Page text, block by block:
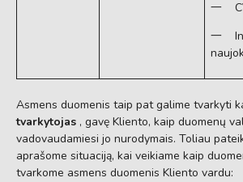
一
一
Asmens duomenis taip pat galime tvarkyti
tvarkytojas , gavę Kliento, kaip duomenų
vadovaudamiesi jo nurodymais. Toliau
aprašome situaciją, kai veikiame kaip
tvarkome asmens duomenis Kliento vardu: